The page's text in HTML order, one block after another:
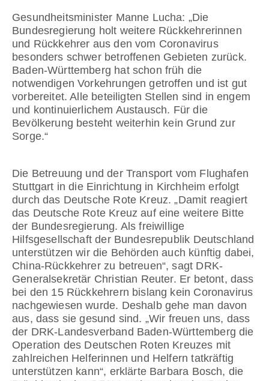
Gesundheitsminister Manne Lucha: „Die
Bundesregierung holt weitere Rückkehrerinnen
und Rückkehrer aus den vom Coronavirus
besonders schwer betroffenen Gebieten zurück.
Baden-Württemberg hat schon früh die
notwendigen Vorkehrungen getroffen und ist gut
vorbereitet. Alle beteiligten Stellen sind in engem
und kontinuierlichem Austausch. Für die
Bevölkerung besteht weiterhin kein Grund zur
Sorge.“
Die Betreuung und der Transport vom Flughafen
Stuttgart in die Einrichtung in Kirchheim erfolgt
durch das Deutsche Rote Kreuz. „Damit reagiert
das Deutsche Rote Kreuz auf eine weitere Bitte
der Bundesregierung. Als freiwillige
Hilfsgesellschaft der Bundesrepublik Deutschland
unterstützen wir die Behörden auch künftig dabei,
China-Rückkehrer zu betreuen“, sagt DRK-
Generalsekretär Christian Reuter. Er betont, dass
bei den 15 Rückkehrern bislang kein Coronavirus
nachgewiesen wurde. Deshalb gehe man davon
aus, dass sie gesund sind. „Wir freuen uns, dass
der DRK-Landesverband Baden-Württemberg die
Operation des Deutschen Roten Kreuzes mit
zahlreichen Helferinnen und Helfern tatkräftig
unterstützen kann“, erklärte Barbara Bosch, die